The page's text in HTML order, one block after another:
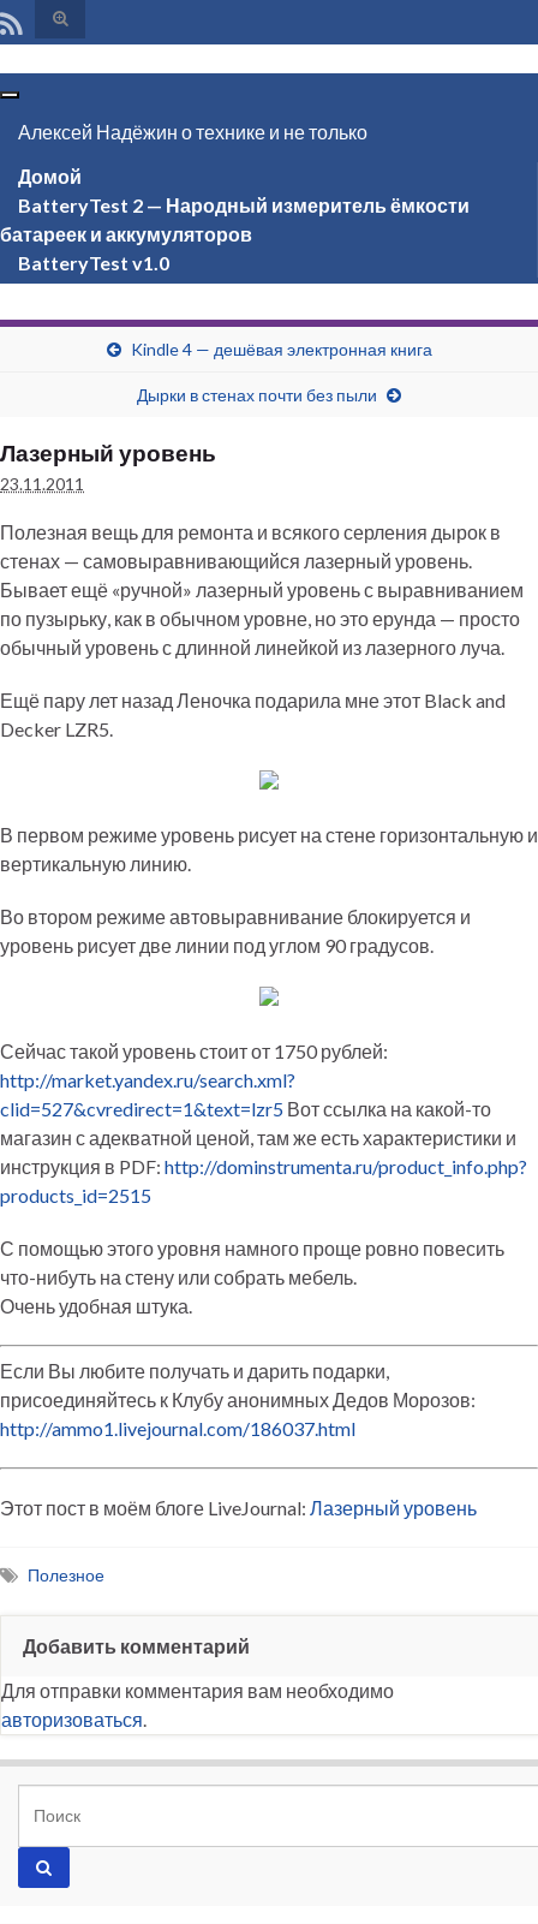
Вкл/
выкл
поиска
Вкл/
выкл
навигации
Алексей Надёжин о технике и не только
Домой
BatteryTest 2 — Народный измеритель ёмкости
батареек и аккумуляторов
BatteryTest v1.0
Kindle 4 — дешёвая электронная книга
Дырки в стенах почти без пыли
Лазерный уровень
23.11.2011
Полезная вещь для ремонта и всякого серления дырок в
стенах — самовыравнивающийся лазерный уровень.
Бывает ещё «ручной» лазерный уровень с выравниванием
по пузырьку, как в обычном уровне, но это ерунда — просто
обычный уровень с длинной линейкой из лазерного луча.
Ещё пару лет назад Леночка подарила мне этот Black and
Decker LZR5.
В первом режиме уровень рисует на стене горизонтальную и
вертикальную линию.
Во втором режиме автовыравнивание блокируется и
уровень рисует две линии под углом 90 градусов.
Сейчас такой уровень стоит от 1750 рублей:
http://market.yandex.ru/search.xml?
clid=527&cvredirect=1&text=lzr5 Вот ссылка на какой-то
магазин с адекватной ценой, там же есть характеристики и
инструкция в PDF: http://dominstrumenta.ru/product_info.php?
products_id=2515
С помощью этого уровня намного проще ровно повесить
что-нибуть на стену или собрать мебель.
Очень удобная штука.
Если Вы любите получать и дарить подарки,
присоединяйтесь к Клубу анонимных Дедов Морозов:
http://ammo1.livejournal.com/186037.html
Этот пост в моём блоге LiveJournal: Лазерный уровень
Полезное
Добавить комментарий
Для отправки комментария вам необходимо
авторизоваться.